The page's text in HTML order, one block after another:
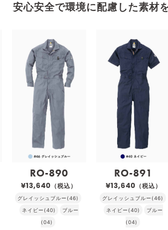
安心安全で環境に配慮した素材
RO-890
¥13,640 （税込）
グレイッシュブルー(46)
ネイビー(40)
ブルー
(04)
RO-891
¥13,640 （税込）
グレイッシュブルー(46)
ネイビー(40)
ブルー
(04)